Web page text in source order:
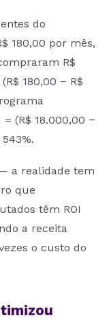
do
180,00 por mês,
R$
180,00 − R$
= (R$ 18.000,00 −
a realidade tem
que
têm ROI
a receita
o custo do